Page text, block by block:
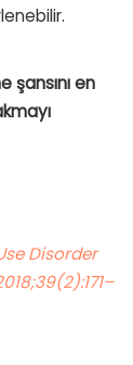
şansını en
Disorder